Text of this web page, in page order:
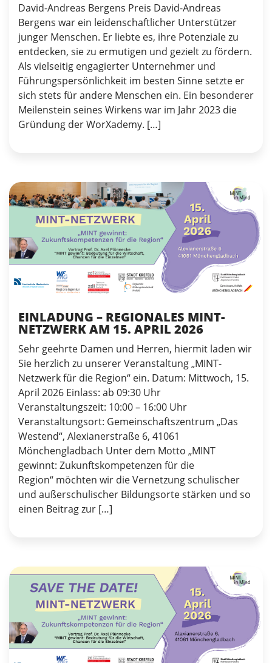
David-Andreas Bergens Preis David-Andreas
Bergens war ein leidenschaftlicher Unterstützer
junger Menschen. Er liebte es, ihre Potenziale zu
entdecken, sie zu ermutigen und gezielt zu fördern.
Als vielseitig engagierter Unternehmer und
Führungspersönlichkeit im besten Sinne setzte er
sich stets für andere Menschen ein. Ein besonderer
Meilenstein seines Wirkens war im Jahr 2023 die
Gründung der WorXademy. […]
EINLADUNG – REGIONALES MINT-
NETZWERK AM 15. APRIL 2026
Sehr geehrte Damen und Herren, hiermit laden wir
Sie herzlich zu unserer Veranstaltung „MINT-
Netzwerk für die Region“ ein. Datum: Mittwoch, 15.
April 2026 Einlass: ab 09:30 Uhr
Veranstaltungszeit: 10:00 – 16:00 Uhr
Veranstaltungsort: Gemeinschaftszentrum „Das
Westend“, Alexianerstraße 6, 41061
Mönchengladbach Unter dem Motto „MINT
gewinnt: Zukunftskompetenzen für die
Region“ möchten wir die Vernetzung schulischer
und außerschulischer Bildungsorte stärken und so
einen Beitrag zur […]